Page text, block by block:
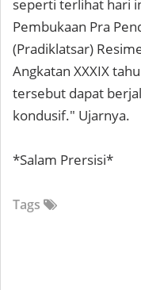
seperti terlihat hari
Pembukaan Pra
(Pradiklatsar)
Angkatan XXXIX
tersebut dapat
kondusif." Ujarnya.
*Salam Prersisi*
Tags